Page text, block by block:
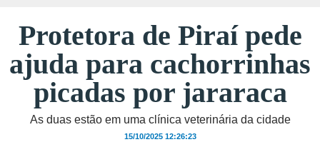
Protetora de Piraí pede
ajuda para cachorrinhas
picadas por jararaca
As duas estão em uma clínica veterinária da cidade
15/10/2025 12:26:23